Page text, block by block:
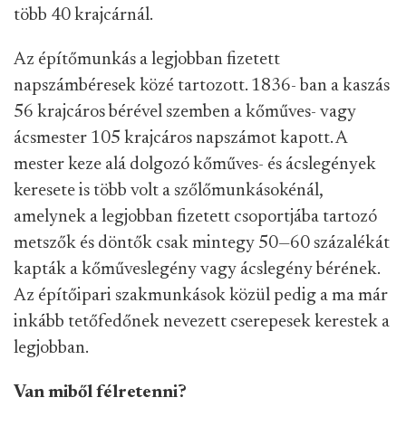
több 40 krajcárnál.
Az építőmunkás a legjobban fizetett
napszámbéresek közé tartozott. 1836- ban a kaszás
56 krajcáros bérével szemben a kőműves- vagy
ácsmester 105 krajcáros napszámot kapott. A
mester keze alá dolgozó kőműves- és ácslegények
keresete is több volt a szőlőmunkásokénál,
amelynek a legjobban fizetett csoportjába tartozó
metszők és döntők csak mintegy 50—60 százalékát
kapták a kőműveslegény vagy ácslegény bérének.
Az építőipari szakmunkások közül pedig a ma már
inkább tetőfedőnek nevezett cserepesek kerestek a
legjobban.
Van miből félretenni?